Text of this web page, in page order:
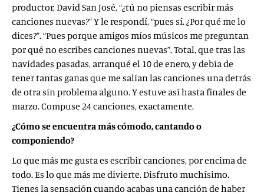
productor, David San José, “¿tú no piensas escribir más
canciones nuevas?” Y le respondí, “pues sí. ¿Por qué me lo
dices?”. “Pues porque amigos míos músicos me preguntan
por qué no escribes canciones nuevas”. Total, que tras las
navidades pasadas, arranqué el 10 de enero, y debía de
tener tantas ganas que me salían las canciones una detrás
de otra sin problema alguno. Y estuve así hasta finales de
marzo. Compuse 24 canciones, exactamente.
¿Cómo se encuentra más cómodo, cantando o
componiendo?
Lo que más me gusta es escribir canciones, por encima de
todo. Es lo que más me divierte. Disfruto muchísimo.
Tienes la sensación cuando acabas una canción de haber